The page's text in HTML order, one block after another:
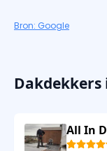
Bron: Google
All In